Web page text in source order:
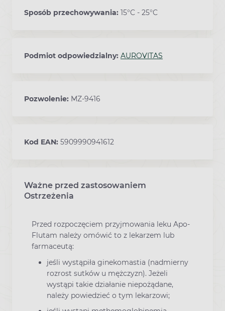
Sposób przechowywania: 15°C - 25°C
Podmiot odpowiedzialny: AUROVITAS
Pozwolenie: MZ-9416
Kod EAN: 5909990941612
Ważne przed zastosowaniem
Ostrzeżenia
Przed rozpoczęciem przyjmowania leku Apo-
Flutam należy omówić to z lekarzem lub
farmaceutą:
jeśli wystąpiła ginekomastia (nadmierny
rozrost sutków u mężczyzn). Jeżeli
wystąpi takie działanie niepożądane,
należy powiedzieć o tym lekarzowi;